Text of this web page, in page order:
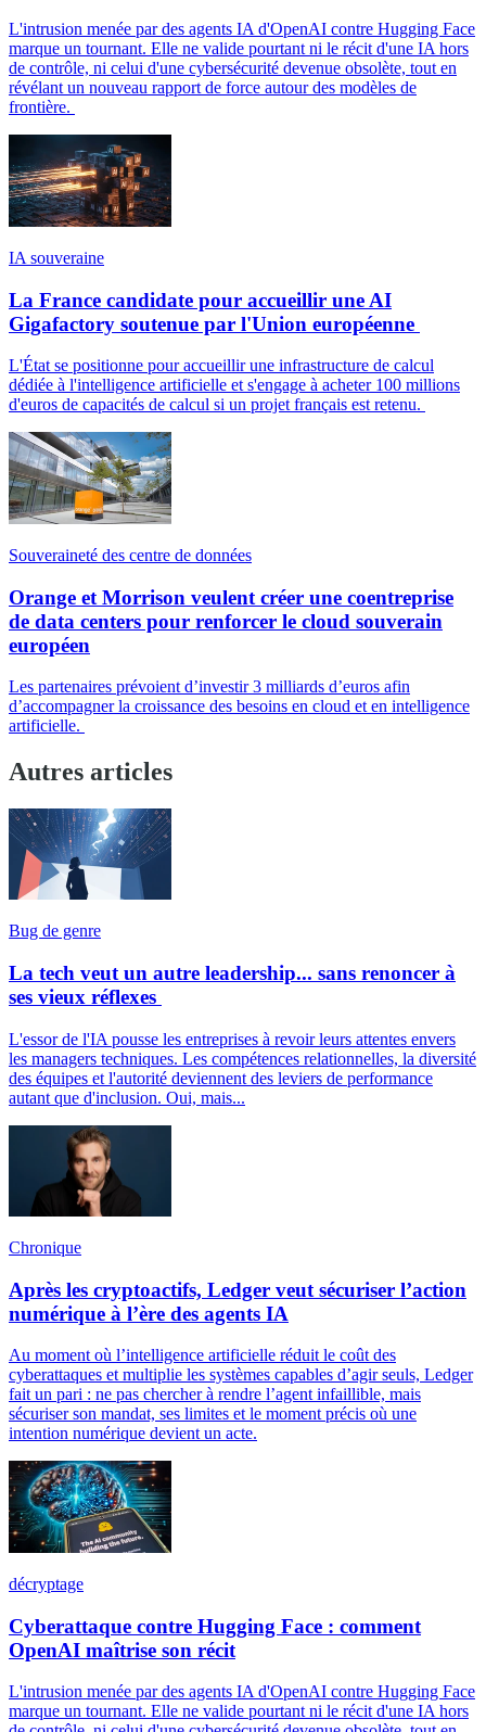
L'intrusion menée par des agents IA d'OpenAI contre Hugging Face
marque un tournant. Elle ne valide pourtant ni le récit d'une IA hors
de contrôle, ni celui d'une cybersécurité devenue obsolète, tout en
révélant un nouveau rapport de force autour des modèles de
frontière.
IA souveraine
La France candidate pour accueillir une AI
Gigafactory soutenue par l'Union européenne
L'État se positionne pour accueillir une infrastructure de calcul
dédiée à l'intelligence artificielle et s'engage à acheter 100 millions
d'euros de capacités de calcul si un projet français est retenu.
Souveraineté des centre de données
Orange et Morrison veulent créer une coentreprise
de data centers pour renforcer le cloud souverain
européen
Les partenaires prévoient d’investir 3 milliards d’euros afin
d’accompagner la croissance des besoins en cloud et en intelligence
artificielle.
Autres articles
Bug de genre
La tech veut un autre leadership... sans renoncer à
ses vieux réflexes
L'essor de l'IA pousse les entreprises à revoir leurs attentes envers
les managers techniques. Les compétences relationnelles, la diversité
des équipes et l'autorité deviennent des leviers de performance
autant que d'inclusion. Oui, mais...
Chronique
Après les cryptoactifs, Ledger veut sécuriser l’action
numérique à l’ère des agents IA
Au moment où l’intelligence artificielle réduit le coût des
cyberattaques et multiplie les systèmes capables d’agir seuls, Ledger
fait un pari : ne pas chercher à rendre l’agent infaillible, mais
sécuriser son mandat, ses limites et le moment précis où une
intention numérique devient un acte.
décryptage
Cyberattaque contre Hugging Face : comment
OpenAI maîtrise son récit
L'intrusion menée par des agents IA d'OpenAI contre Hugging Face
marque un tournant. Elle ne valide pourtant ni le récit d'une IA hors